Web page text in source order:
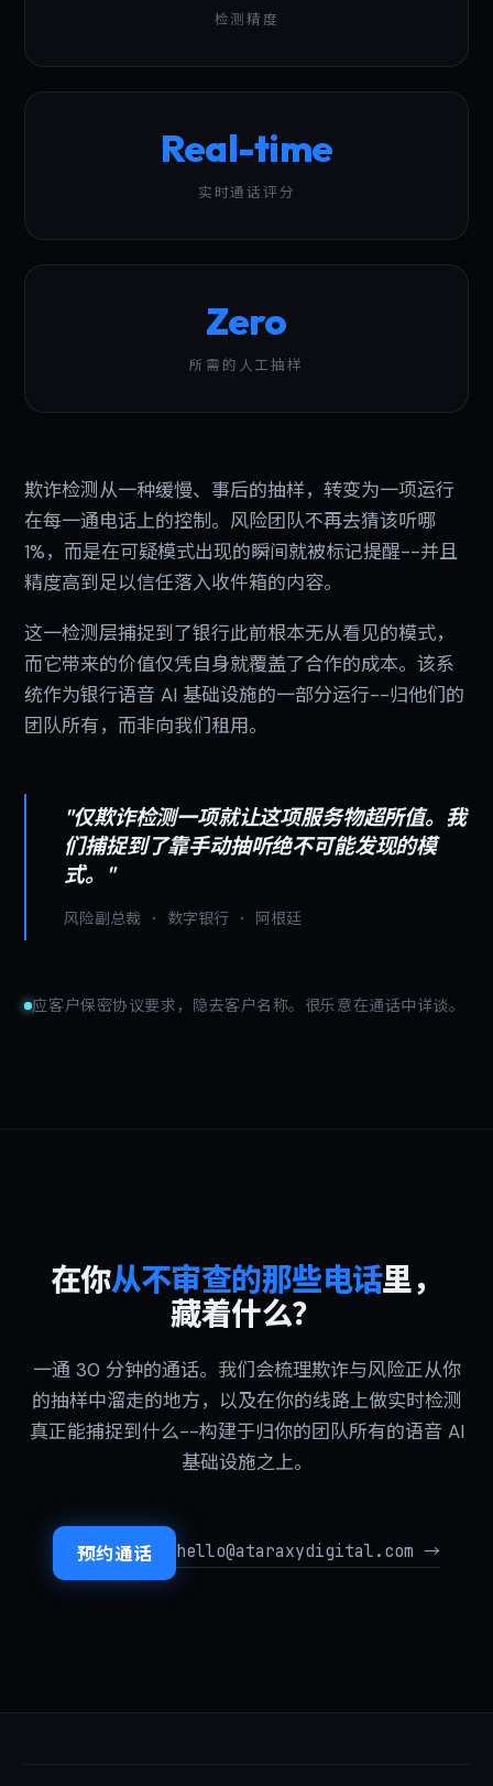
检测精度
Real-time
实时通话评分
Zero
所需的人工抽样
欺诈检测从一种缓慢、事后的抽样，转变为一项运行
在每一通电话上的控制。风险团队不再去猜该听哪
1%，而是在可疑模式出现的瞬间就被标记提醒--并且
精度高到足以信任落入收件箱的内容。
这一检测层捕捉到了银行此前根本无从看见的模式，
而它带来的价值仅凭自身就覆盖了合作的成本。该系
统作为银行语音 AI 基础设施的一部分运行--归他们的
团队所有，而非向我们租用。
"仅欺诈检测一项就让这项服务物超所值。我
们捕捉到了靠手动抽听绝不可能发现的模
式。"
风险副总裁 · 数字银行 · 阿根廷
应客户保密协议要求，隐去客户名称。很乐意在通话中详谈。
在你从不审查的那些电话里，
藏着什么？
一通 30 分钟的通话。我们会梳理欺诈与风险正从你
的抽样中溜走的地方，以及在你的线路上做实时检测
真正能捕捉到什么--构建于归你的团队所有的语音 AI
基础设施之上。
预约通话 hello@ataraxydigital.com →